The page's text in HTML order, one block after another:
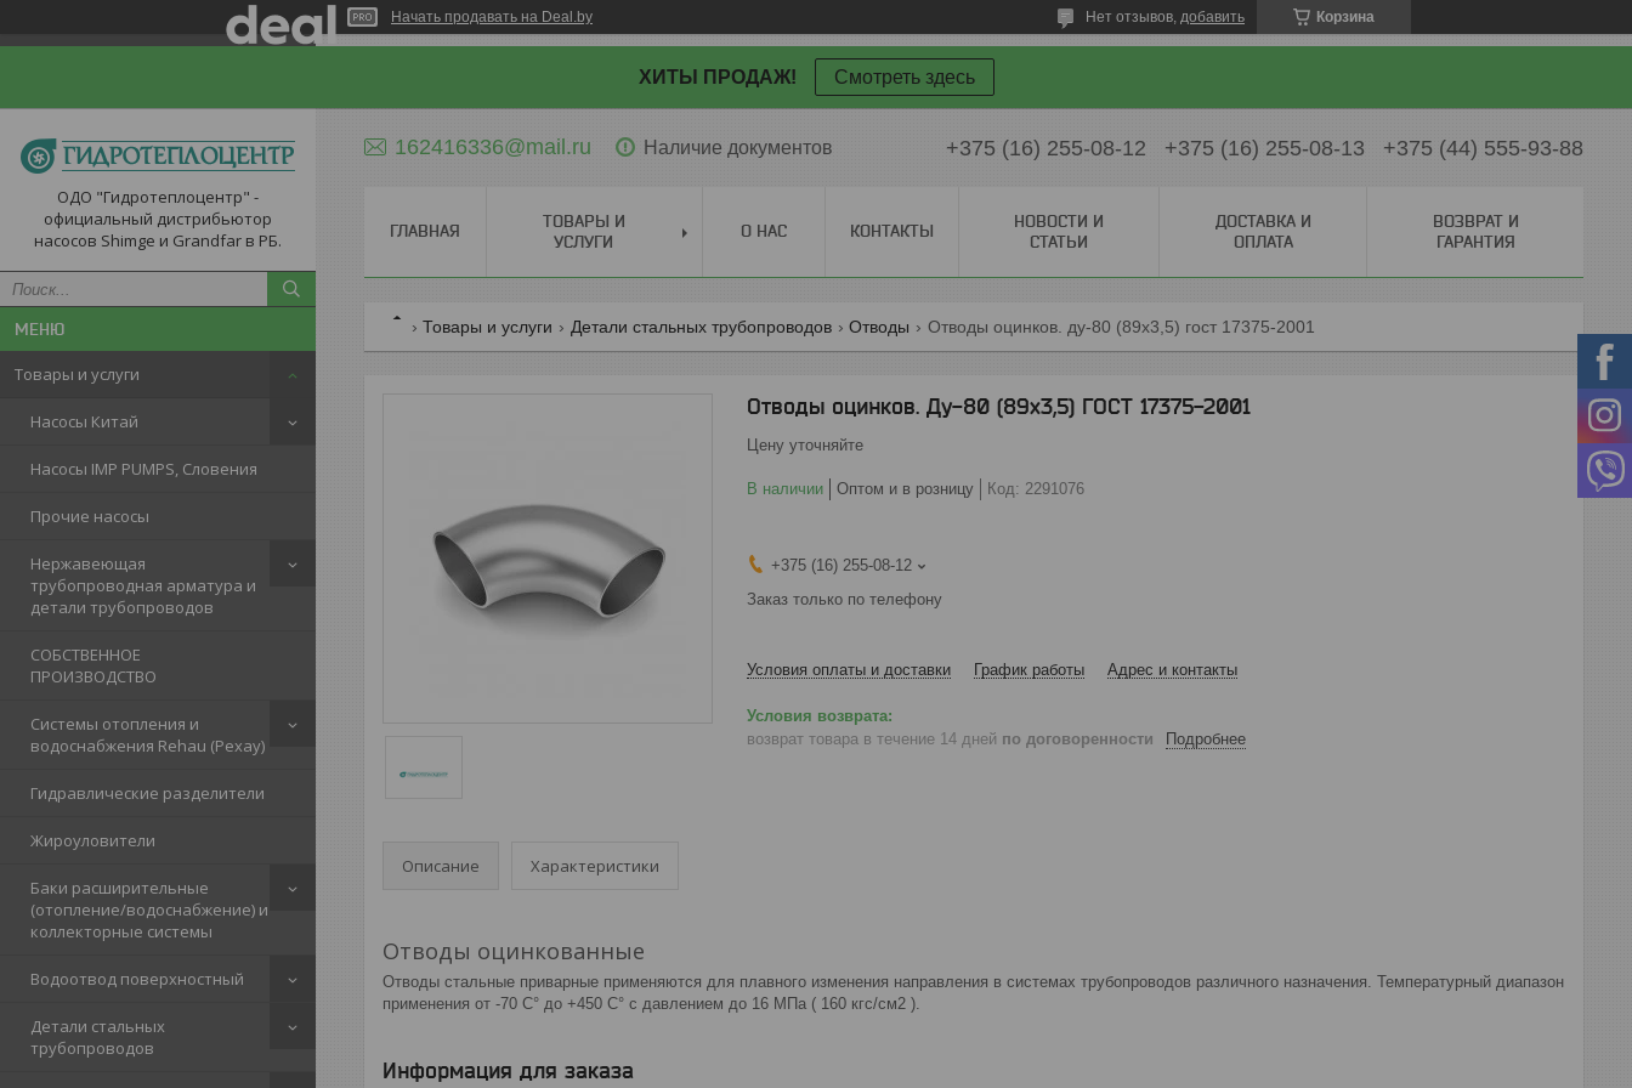
Начать продавать на Deal.by Корзина
Нет отзывов, добавить
ХИТЫ ПРОДАЖ! Смотреть здесь
ОДО "Гидротеплоцентр" -
официальный дистрибьютор
насосов Shimge и Grandfar в РБ.
Товары и услуги
Насосы Китай
Насосы IMP PUMPS, Словения
Прочие насосы
Нержавеющая
трубопроводная арматура и
детали трубопроводов
СОБСТВЕННОЕ
ПРОИЗВОДСТВО
Системы отопления и
водоснабжения Rehau (Рехау)
Гидравлические разделители
Жироуловители
Баки расширительные
(отопление/водоснабжение) и
коллекторные системы
Водоотвод поверхностный
Детали стальных
трубопроводов
162416336@mail.ru Наличие документов +375 (16) 255-08-12 +375 (16) 255-08-13 +375 (44) 555-93-88
ГЛАВНАЯ
ТОВАРЫ И
УСЛУГИ
О НАС КОНТАКТЫ
НОВОСТИ И
СТАТЬИ
ДОСТАВКА И
ОПЛАТА
ВОЗВРАТ И
ГАРАНТИЯ
Товары и услуги Детали стальных трубопроводов Отводы Отводы оцинков. ду-80 (89х3,5) гост 17375-2001
Отводы оцинков. Ду-80 (89х3,5) ГОСТ 17375-2001
Цену уточняйте
В наличии Оптом и в розницу Код: 2291076
+375 (16) 255-08-12
Заказ только по телефону
Условия оплаты и доставки График работы Адрес и контакты
возврат товара в течение 14 дней по договоренности Подробнее
Описание Характеристики
Отводы оцинкованные
Отводы стальные приварные применяются для плавного изменения направления в системах трубопроводов различного назначения. Температурный диапазон
применения от -70 С° до +450 С° с давлением до 16 МПа ( 160 кгс/см2 ).
Информация для заказа